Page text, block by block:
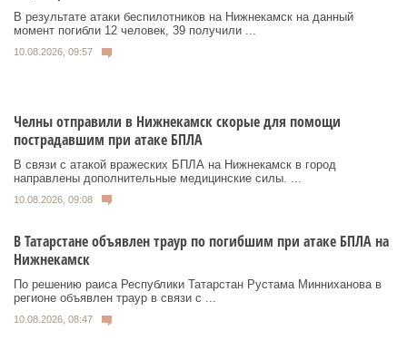
В результате атаки беспилотников на Нижнекамск на данный
момент погибли 12 человек, 39 получили ...
10.08.2026, 09:57
Челны отправили в Нижнекамск скорые для помощи
пострадавшим при атаке БПЛА
В связи с атакой вражеских БПЛА на Нижнекамск в город
направлены дополнительные медицинские силы. ...
10.08.2026, 09:08
В Татарстане объявлен траур по погибшим при атаке БПЛА на
Нижнекамск
По решению раиса Республики Татарстан Рустама Минниханова в
регионе объявлен траур в связи с ...
10.08.2026, 08:47